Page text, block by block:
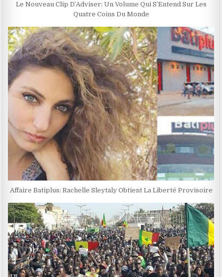
Le Nouveau Clip D’Adviser: Un Volume Qui S’Entend Sur Les
Quatre Coins Du Monde
Affaire Batiplus: Rachelle Sleytaly Obtient La Liberté Provisoire